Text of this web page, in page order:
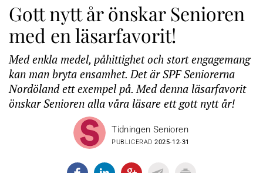
Gott nytt år önskar Senioren
med en läsarfavorit!
Med enkla medel, påhittighet och stort engagemang
kan man bryta ensamhet. Det är SPF Seniorerna
Nordöland ett exempel på. Med denna läsarfavorit
önskar Senioren alla våra läsare ett gott nytt år!
Tidningen Senioren
PUBLICERAD2025-12-31